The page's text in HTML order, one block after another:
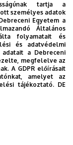
lezárt éveinek
(ha van)
(ha van)
van)
tartja a
személyes adatok
Egyetem a
Általános
folyamatait és
és adatvédelmi
a Debreceni
megfelelve az
A GDPR előírásait
amelyet az
tájékoztató. DE